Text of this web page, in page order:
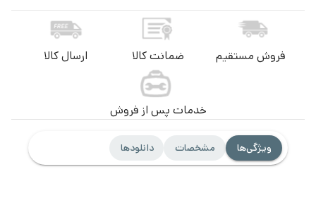
فروش مستقیم ضمانت کالا ارسال کالا
خدمات پس از فروش
ویژگی‌ها مشخصات دانلودها